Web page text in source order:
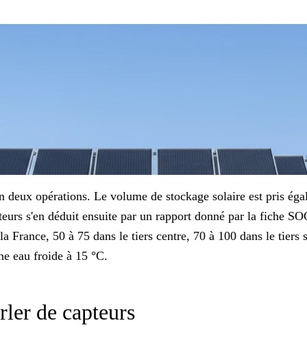
opérations. Le volume de stockage solaire est pris
s'en déduit ensuite par un rapport donné par la fiche
50 à 75 dans le tiers centre, 70 à 100 dans le
eau froide à 15 °C.
de capteurs